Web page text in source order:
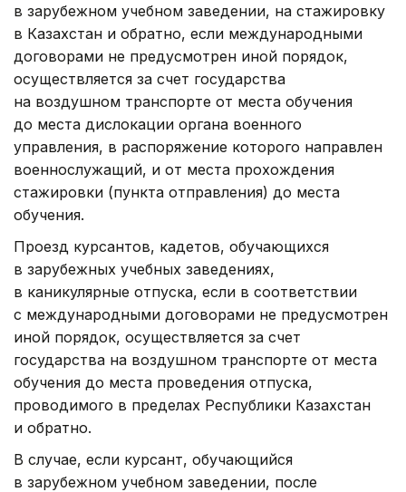
в зарубежном учебном заведении, на стажировку
в Казахстан и обратно, если международными
договорами не предусмотрен иной порядок,
осуществляется за счет государства
на воздушном транспорте от места обучения
до места дислокации органа военного
управления, в распоряжение которого направлен
военнослужащий, и от места прохождения
стажировки (пункта отправления) до места
обучения.
Проезд курсантов, кадетов, обучающихся
в зарубежных учебных заведениях,
в каникулярные отпуска, если в соответствии
с международными договорами не предусмотрен
иной порядок, осуществляется за счет
государства на воздушном транспорте от места
обучения до места проведения отпуска,
проводимого в пределах Республики Казахстан
и обратно.
В случае, если курсант, обучающийся
в зарубежном учебном заведении, после